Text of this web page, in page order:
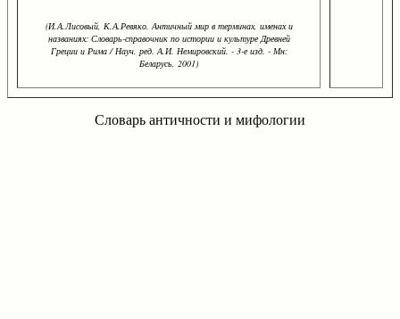
(И.А.Лисовый, К.А.Ревяко. Античный мир в терминах, именах и
названиях: Словарь-справочник по истории и культуре Древней
Греции и Рима / Науч. ред. А.И. Немировский. - 3-е изд. - Мн:
Беларусь, 2001)
Словарь античности и мифологии